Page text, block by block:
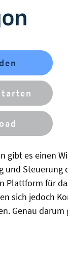
gibt es einen
und Steuerung
Plattform für
sich jedoch
Genau darum